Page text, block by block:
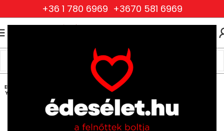
+36 1 780 6969 +3670 581 6969
Drogéria és Jobb Szexuális Élmény
Síkosítók Szilikonalapú Síkosítók
ELFOG
YOTT